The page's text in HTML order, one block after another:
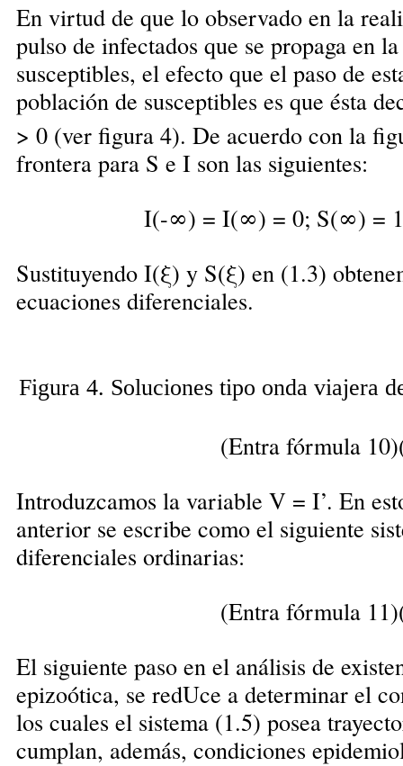
En virtud de que lo observado en la
pulso de infectados que se propaga en
susceptibles, el efecto que el paso de
población de susceptibles es que ésta
> 0 (ver figura 4). De acuerdo con la
frontera para S e I son las siguientes:
I(-∞) = I(∞) = 0; S(∞) =
Sustituyendo I(ξ) y S(ξ) en (1.3)
ecuaciones diferenciales.
Figura 4. Soluciones tipo onda viajera
(Entra fórmula
Introduzcamos la variable V = I’. En
anterior se escribe como el siguiente
diferenciales ordinarias:
(Entra fórmula
El siguiente paso en el análisis de
epizoótica, se redUce a determinar el
los cuales el sistema (1.5) posea
cumplan, además, condiciones